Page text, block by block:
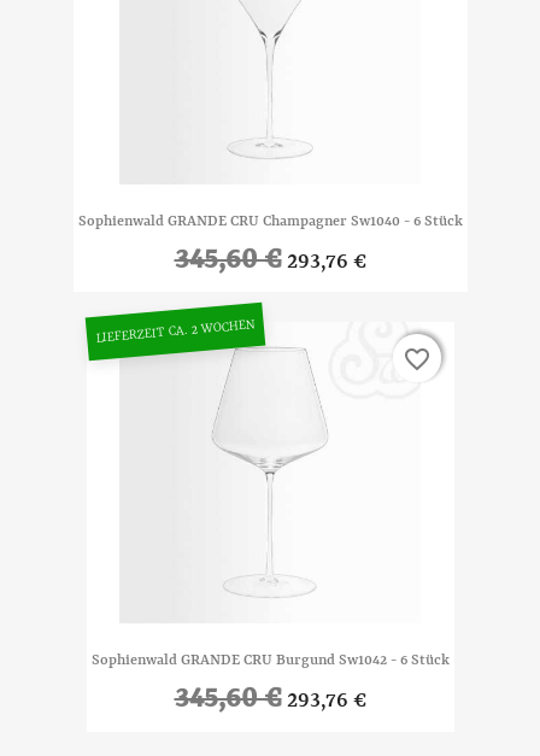
Sophienwald GRANDE CRU Champagner Sw1040 - 6 Stück
345,60 € 293,76 €
Sophienwald GRANDE CRU Burgund Sw1042 - 6 Stück
345,60 € 293,76 €
LIEFERZEIT CA. 2 WOCHEN
favorite_border
favorite_border